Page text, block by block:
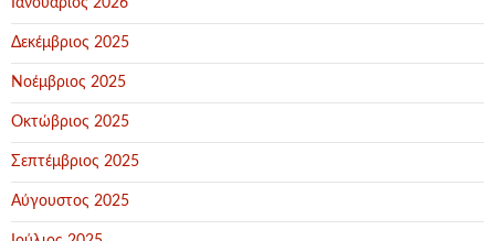
Ιανουάριος 2026
Δεκέμβριος 2025
Νοέμβριος 2025
Οκτώβριος 2025
Σεπτέμβριος 2025
Αύγουστος 2025